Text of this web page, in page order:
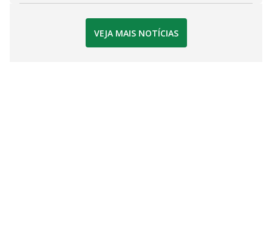
VEJA MAIS NOTÍCIAS